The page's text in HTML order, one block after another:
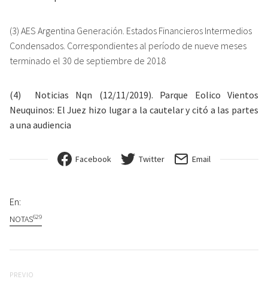
(3) AES Argentina Generación. Estados Financieros Intermedios
Condensados. Correspondientes al período de nueve meses
terminado el 30 de septiembre de 2018
(4) Noticias Nqn (12/11/2019). Parque Eolico Vientos
Neuquinos: El Juez hizo lugar a la cautelar y citó a las partes
a una audiencia
Facebook Twitter Email
En:
NOTAS629
Previo
PREVIO